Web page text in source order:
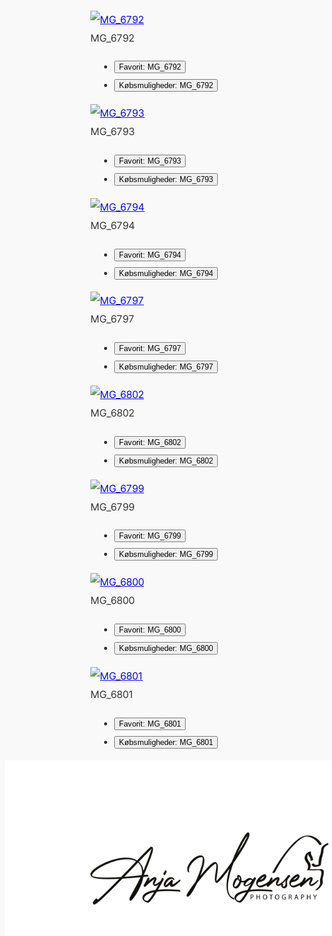
MG_6792
Favorit: MG_6792
Købsmuligheder: MG_6792
MG_6793
Favorit: MG_6793
Købsmuligheder: MG_6793
MG_6794
Favorit: MG_6794
Købsmuligheder: MG_6794
MG_6797
Favorit: MG_6797
Købsmuligheder: MG_6797
MG_6802
Favorit: MG_6802
Købsmuligheder: MG_6802
MG_6799
Favorit: MG_6799
Købsmuligheder: MG_6799
MG_6800
Favorit: MG_6800
Købsmuligheder: MG_6800
MG_6801
Favorit: MG_6801
Købsmuligheder: MG_6801